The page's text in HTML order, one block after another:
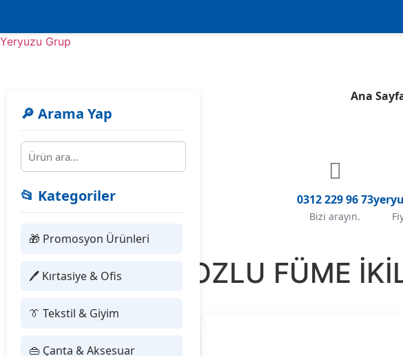
Yeryuzu Grup
Ana
0312 229 96 73
Bizi arayın.
🔎 Arama Yap
📂 Kategoriler
🎁 Promosyon Ürünleri
🖊 Kırtasiye & Ofis
👔 Tekstil & Giyim
👜 Çanta & Aksesuar
415917 KOZLU FÜME